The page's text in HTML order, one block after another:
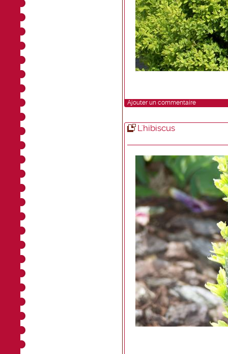
Ajouter un commentaire
L'hibiscus